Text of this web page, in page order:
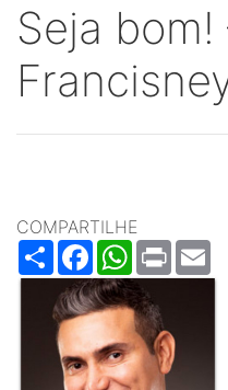
Seja bom!
COMPARTILHE
ShareFacebookWhatsApp
Print